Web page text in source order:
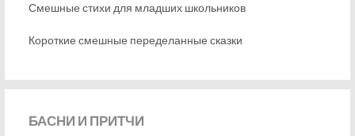
Смешные стихи для младших школьников
Короткие смешные переделанные сказки
БАСНИ И ПРИТЧИ